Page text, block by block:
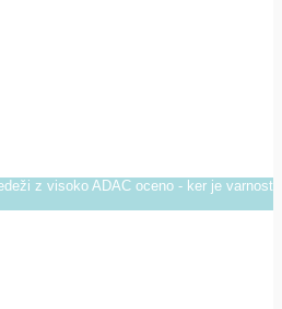
z visoko ADAC oceno - ker je varnost